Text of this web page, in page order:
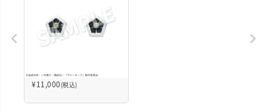
¥ 11,000 (税込)